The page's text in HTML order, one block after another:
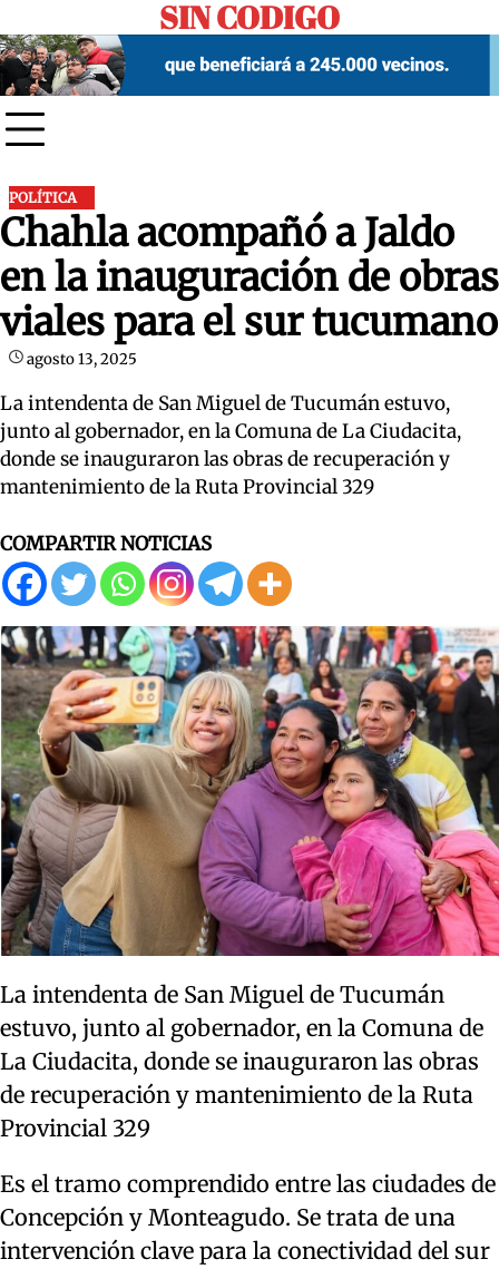
to
content
SIN CODIGO
POLÍTICA
Chahla acompañó a Jaldo
en la inauguración de obras
viales para el sur tucumano
agosto 13, 2025
La intendenta de San Miguel de Tucumán estuvo,
junto al gobernador, en la Comuna de La Ciudacita,
donde se inauguraron las obras de recuperación y
mantenimiento de la Ruta Provincial 329
COMPARTIR NOTICIAS
La intendenta de San Miguel de Tucumán
estuvo, junto al gobernador, en la Comuna de
La Ciudacita, donde se inauguraron las obras
de recuperación y mantenimiento de la Ruta
Provincial 329
Es el tramo comprendido entre las ciudades de
Concepción y Monteagudo. Se trata de una
intervención clave para la conectividad del sur